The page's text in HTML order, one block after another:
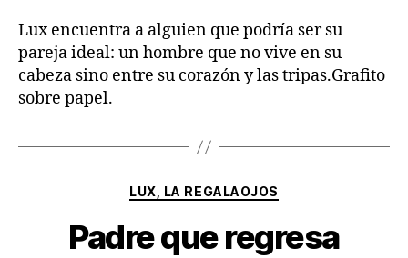
Lux encuentra a alguien que podría ser su
pareja ideal: un hombre que no vive en su
cabeza sino entre su corazón y las tripas.Grafito
sobre papel.
Categorías
LUX, LA REGALAOJOS
Padre que regresa